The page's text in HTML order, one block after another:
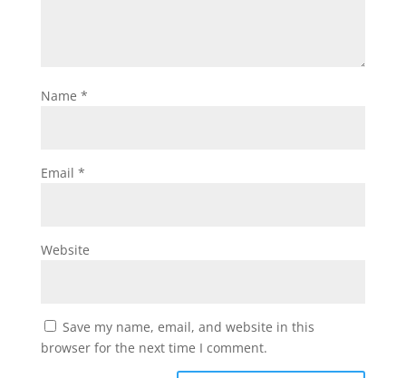
Name *
Email *
Website
Save my name, email, and website in this
browser for the next time I comment.